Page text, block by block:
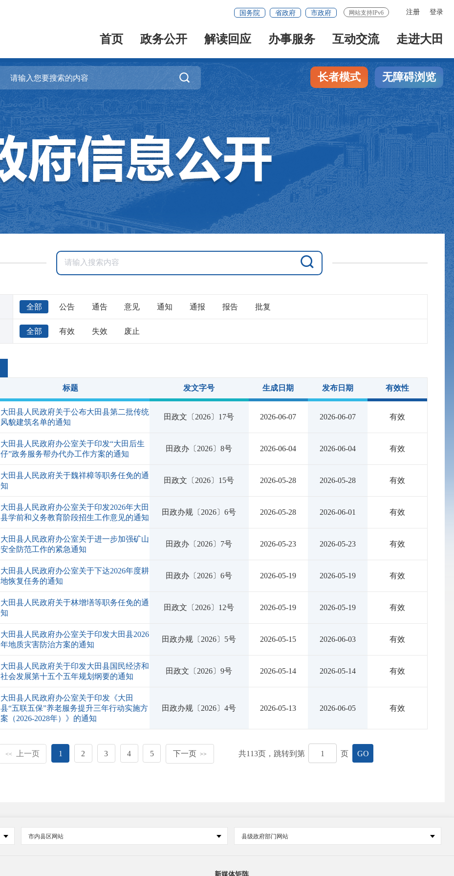
注册 登录
国务院 省政府 市政府 网站支持IPv6
首页 政务公开 解读回应 办事服务 互动交流 走进大田
 长者模式 无障碍浏览
全部 公告 通告 意见 通知 通报 报告 批复
全部 有效 失效 废止
标题 发文字号 生成日期 发布日期 有效性
大田县人民政府关于公布大田县第二批传统
风貌建筑名单的通知
田政文〔2026〕17号 2026-06-07 2026-06-07 有效
大田县人民政府办公室关于印发“大田后生
仔”政务服务帮办代办工作方案的通知
田政办〔2026〕8号 2026-06-04 2026-06-04 有效
大田县人民政府关于魏祥樟等职务任免的通
知
田政文〔2026〕15号 2026-05-28 2026-05-28 有效
大田县人民政府办公室关于印发2026年大田
县学前和义务教育阶段招生工作意见的通知
田政办规〔2026〕6号 2026-05-28 2026-06-01 有效
大田县人民政府办公室关于进一步加强矿山
安全防范工作的紧急通知
田政办〔2026〕7号 2026-05-23 2026-05-23 有效
大田县人民政府办公室关于下达2026年度耕
地恢复任务的通知
田政办〔2026〕6号 2026-05-19 2026-05-19 有效
大田县人民政府关于林增墡等职务任免的通
知
田政文〔2026〕12号 2026-05-19 2026-05-19 有效
大田县人民政府办公室关于印发大田县2026
年地质灾害防治方案的通知
田政办规〔2026〕5号 2026-05-15 2026-06-03 有效
大田县人民政府关于印发大田县国民经济和
社会发展第十五个五年规划纲要的通知
田政文〔2026〕9号 2026-05-14 2026-05-14 有效
大田县人民政府办公室关于印发《大田
县“五联五保”养老服务提升三年行动实施方
案（2026-2028年）》的通知
田政办规〔2026〕4号 2026-05-13 2026-06-05 有效
<< 上一页 1 2 3 4 5 下一页 >> 共113页，跳转到第 页 GO
市内县区网站 县级政府部门网站
新媒体矩阵